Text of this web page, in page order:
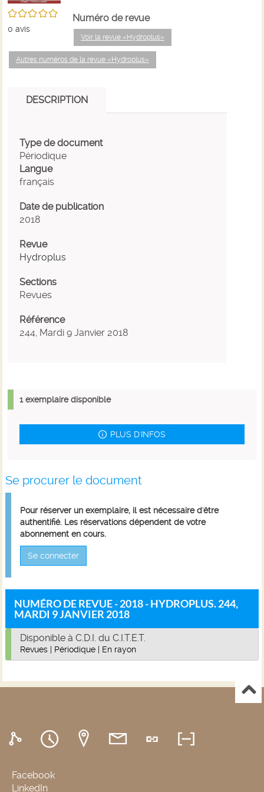
/5
0 avis
Numéro de revue
Voir la revue «Hydroplus»
Autres numéros de la revue «Hydroplus»
DESCRIPTION
Type de document
Périodique
Langue
français
Date de publication
2018
Revue
Hydroplus
Sections
Revues
Référence
244, Mardi 9 Janvier 2018
1 exemplaire disponible
PLUS D'INFOS
Se procurer le document
Pour réserver un exemplaire, il est nécessaire d'être
authentifié. Les réservations dépendent de votre
abonnement en cours.
Se connecter
NUMÉRO DE REVUE - 2018 - HYDROPLUS. 244,
MARDI 9 JANVIER 2018
Disponible à C.D.I. du C.I.T.E.T.
Revues | Périodique | En rayon
Facebook
LinkedIn